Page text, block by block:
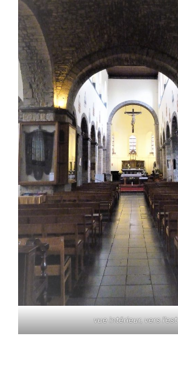
vue intérieur, vers l'est